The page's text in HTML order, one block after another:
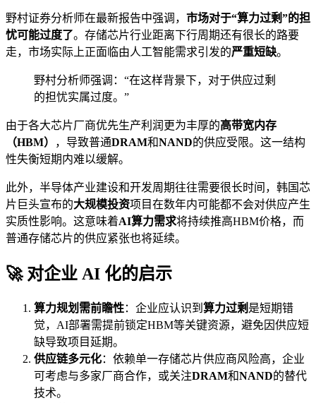
野村证券分析师在最新报告中强调， 市场对于“算力过剩”的担
忧可能过度了。存储芯片行业距离下行周期还有很长的路要
走，市场实际上正面临由人工智能需求引发的严重短缺。
野村分析师强调：“在这样背景下，对于供应过剩
的担忧实属过度。”
由于各大芯片厂商优先生产利润更为丰厚的高带宽内存
（HBM）
，导致普通DRAM和NAND的供应受限。这一结构
性失衡短期内难以缓解。
此外，半导体产业建设和开发周期往往需要很长时间，韩国芯
片巨头宣布的大规模投资项目在数年内可能都不会对供应产生
实质性影响。这意味着AI算力需求将持续推高HBM价格，而
普通存储芯片的供应紧张也将延续。
🚀 对企业 AI 化的启示
算力规划需前瞻性：企业应认识到 算力过剩 是短期错
觉，AI部署需提前锁定HBM等关键资源，避免因供应短
缺导致项目延期。
供应链多元化：依赖单一存储芯片供应商风险高，企业
可考虑与多家厂商合作，或关注DRAM和NAND的替代
技术。